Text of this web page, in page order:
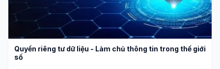
Quyền riêng tư dữ liệu - Làm chủ thông tin trong thế giới
số